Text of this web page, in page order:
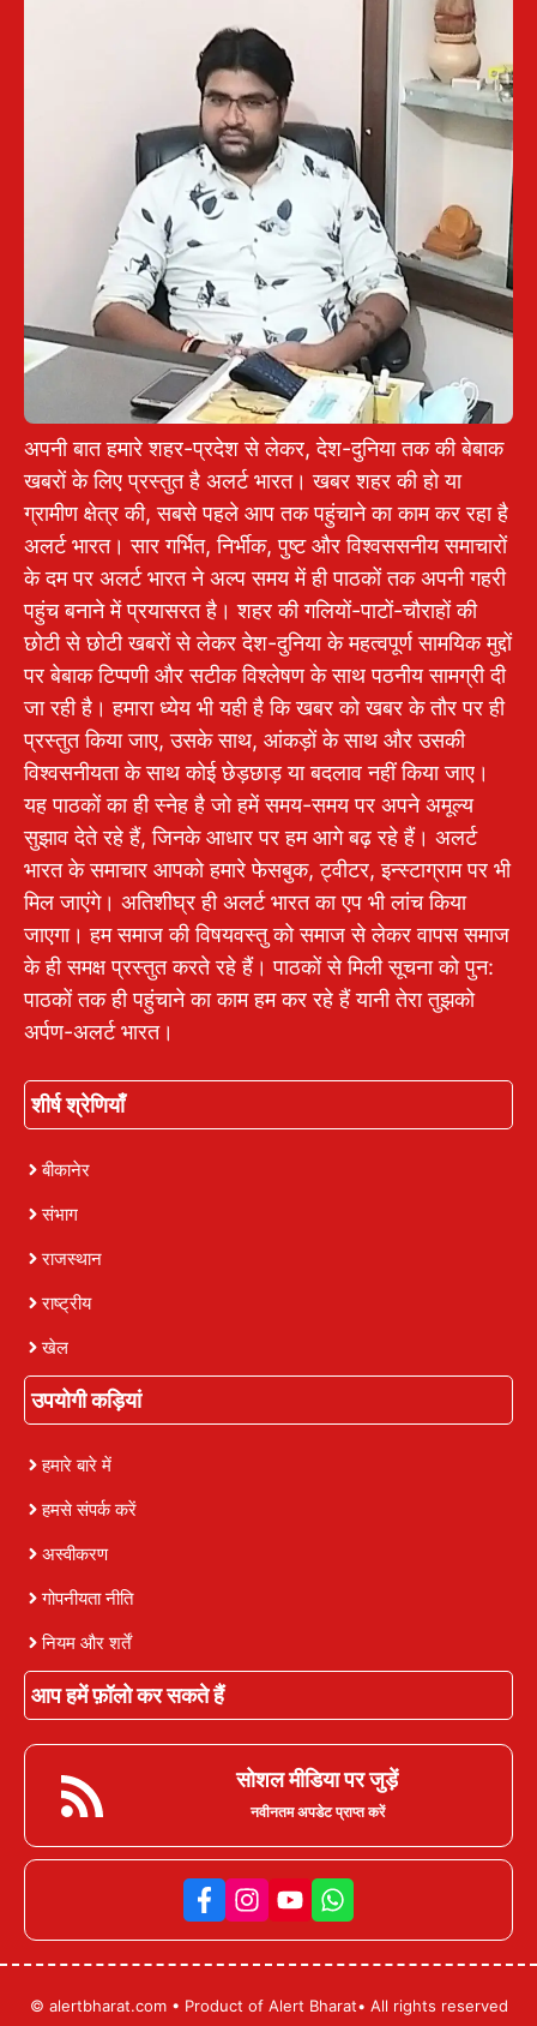
अपनी बात हमारे शहर-प्रदेश से लेकर, देश-दुनिया तक की बेबाक
खबरों के लिए प्रस्तुत है अलर्ट भारत। खबर शहर की हो या
ग्रामीण क्षेत्र की, सबसे पहले आप तक पहुंचाने का काम कर रहा है
अलर्ट भारत। सार गर्भित, निर्भीक, पुष्ट और विश्वससनीय समाचारों
के दम पर अलर्ट भारत ने अल्प समय में ही पाठकों तक अपनी गहरी
पहुंच बनाने में प्रयासरत है। शहर की गलियों-पाटों-चौराहों की
छोटी से छोटी खबरों से लेकर देश-दुनिया के महत्वपूर्ण सामयिक मुद्दों
पर बेबाक टिप्पणी और सटीक विश्लेषण के साथ पठनीय सामग्री दी
जा रही है। हमारा ध्येय भी यही है कि खबर को खबर के तौर पर ही
प्रस्तुत किया जाए, उसके साथ, आंकड़ों के साथ और उसकी
विश्वसनीयता के साथ कोई छेड़छाड़ या बदलाव नहीं किया जाए।
यह पाठकों का ही स्नेह है जो हमें समय-समय पर अपने अमूल्य
सुझाव देते रहे हैं, जिनके आधार पर हम आगे बढ़ रहे हैं। अलर्ट
भारत के समाचार आपको हमारे फेसबुक, ट्वीटर, इन्स्टाग्राम पर भी
मिल जाएंगे। अतिशीघ्र ही अलर्ट भारत का एप भी लांच किया
जाएगा। हम समाज की विषयवस्तु को समाज से लेकर वापस समाज
के ही समक्ष प्रस्तुत करते रहे हैं। पाठकों से मिली सूचना को पुन:
पाठकों तक ही पहुंचाने का काम हम कर रहे हैं यानी तेरा तुझको
अर्पण-अलर्ट भारत।
शीर्ष श्रेणियाँ
बीकानेर
संभाग
राजस्थान
राष्ट्रीय
खेल
उपयोगी कड़ियां
हमारे बारे में
हमसे संपर्क करें
अस्वीकरण
गोपनीयता नीति
नियम और शर्तें
आप हमें फ़ॉलो कर सकते हैं
सोशल मीडिया पर जुड़ें
नवीनतम अपडेट प्राप्त करें
© alertbharat.com • Product of Alert Bharat• All rights reserved